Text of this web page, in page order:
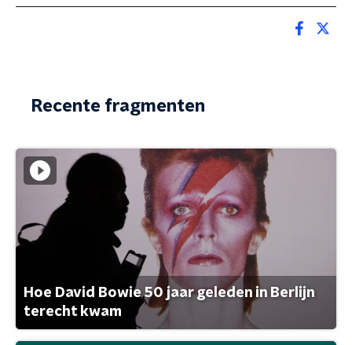
Recente fragmenten
Hoe David Bowie 50 jaar geleden in Berlijn
terecht kwam